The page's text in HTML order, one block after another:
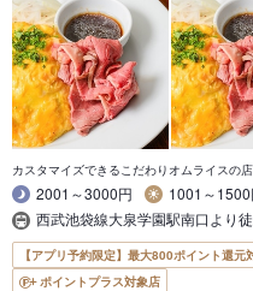
カスタマイズできるこだわりオムライスの店
2001～3000円
1001～1500
西武池袋線大泉学園駅南口より
【アプリ予約限定】最大800ポイント還元
ポイントプラス対象店